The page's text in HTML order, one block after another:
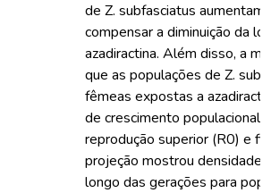
de Z. subfasciatus aumentam
compensar a diminuição da
azadiractina. Além disso, a
que as populações de Z.
fêmeas expostas a
de crescimento populacional
reprodução superior (R0) e
projeção mostrou
longo das gerações para